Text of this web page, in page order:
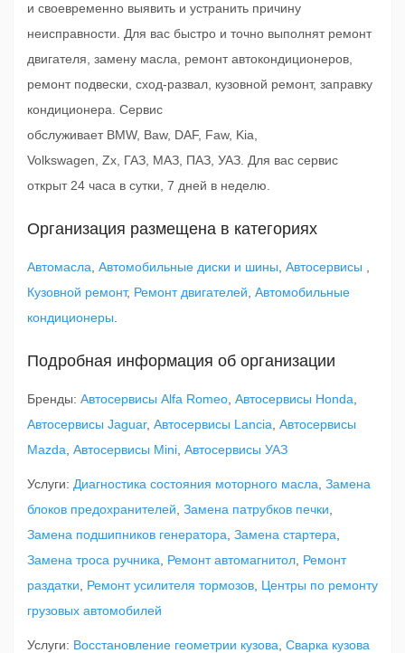
и своевременно выявить и устранить причину
неисправности. Для вас быстро и точно выполнят ремонт
двигателя, замену масла, ремонт автокондиционеров,
ремонт подвески, сход-развал, кузовной ремонт, заправку
кондиционера. Сервис
обслуживает BMW, Baw, DAF, Faw, Kia,
Volkswagen, Zx, ГАЗ, МАЗ, ПАЗ, УАЗ. Для вас сервис
открыт 24 часа в сутки, 7 дней в неделю.
Организация размещена в категориях
Автомасла Автомобильные диски и шины Автосервисы
Кузовной ремонт, Ремонт двигателей Автомобильные
кондиционеры
Подробная информация об организации
Бренды: Автосервисы Alfa Romeo Автосервисы Honda
Автосервисы Jaguar, Автосервисы Lancia Автосервисы
Mazda Автосервисы Mini Автосервисы УАЗ
Услуги: Диагностика состояния моторного масла Замена
блоков предохранителей Замена патрубков печки
Замена подшипников генератора Замена стартера
Замена троса ручника
Ремонт автомагнитол Ремонт
раздатки
Ремонт усилителя тормозов Центры по ремонту
грузовых автомобилей
Услуги: Восстановление геометрии кузова Сварка кузова